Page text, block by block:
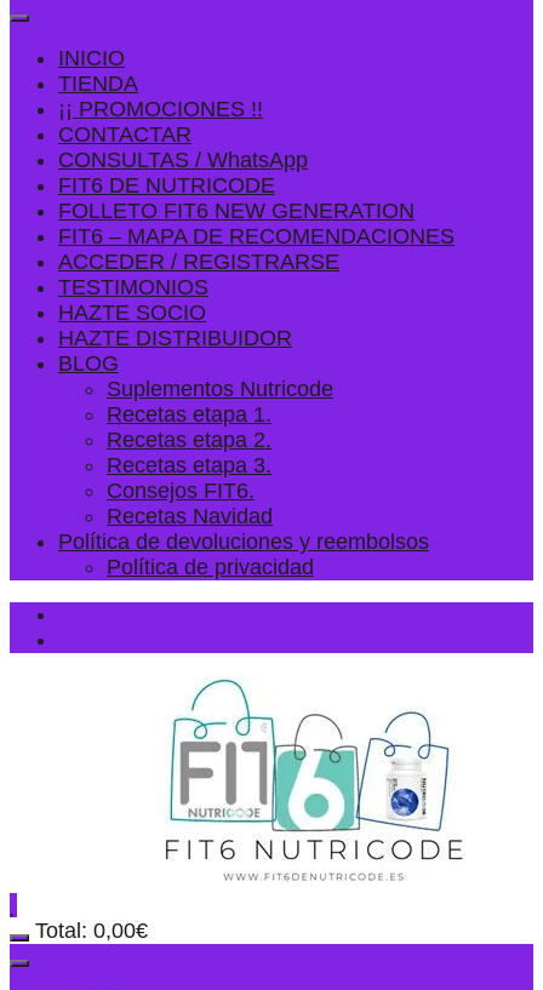
INICIO
TIENDA
¡¡ PROMOCIONES !!
CONTACTAR
CONSULTAS / WhatsApp
FIT6 DE NUTRICODE
FOLLETO FIT6 NEW GENERATION
FIT6 – MAPA DE RECOMENDACIONES
ACCEDER / REGISTRARSE
TESTIMONIOS
HAZTE SOCIO
HAZTE DISTRIBUIDOR
BLOG
Suplementos Nutricode
Recetas etapa 1.
Recetas etapa 2.
Recetas etapa 3.
Consejos FIT6.
Recetas Navidad
Política de devoluciones y reembolsos
Política de privacidad
Total: 0,00€